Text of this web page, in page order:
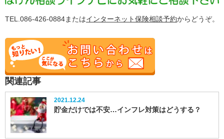
TEL.086-426-0884またはインターネット保険相談予約からどうぞ。
関連記事
2021.12.24
貯金だけでは不安…インフレ対策はどうする？